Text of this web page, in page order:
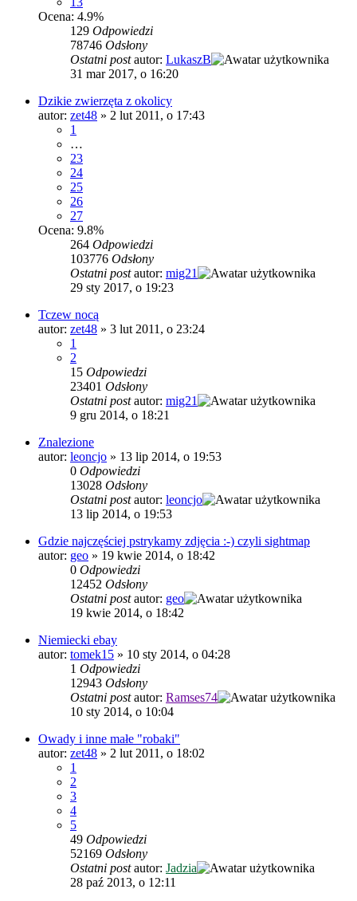
Ocena: 4.9%
129 Odpowiedzi
78746 Odsłony
Ostatni postautor: LukaszB
31 mar 2017, o 16:20
Dzikie zwierzęta z okolicy
autor: zet48 » 2 lut 2011, o 17:43
1
…
23
24
25
26
27
Ocena: 9.8%
264 Odpowiedzi
103776 Odsłony
Ostatni postautor: mig21
29 sty 2017, o 19:23
Tczew nocą
autor: zet48 » 3 lut 2011, o 23:24
1
2
15 Odpowiedzi
23401 Odsłony
Ostatni postautor: mig21
9 gru 2014, o 18:21
Znalezione
autor: leoncjo » 13 lip 2014, o 19:53
0 Odpowiedzi
13028 Odsłony
Ostatni postautor: leoncjo
13 lip 2014, o 19:53
Gdzie najczęściej pstrykamy zdjęcia :-) czyli sightmap
autor: geo » 19 kwie 2014, o 18:42
0 Odpowiedzi
12452 Odsłony
Ostatni postautor: geo
19 kwie 2014, o 18:42
Niemiecki ebay
autor: tomek15 » 10 sty 2014, o 04:28
1 Odpowiedzi
12943 Odsłony
Ostatni postautor: Ramses74
10 sty 2014, o 10:04
Owady i inne małe "robaki"
autor: zet48 » 2 lut 2011, o 18:02
1
2
3
4
5
49 Odpowiedzi
52169 Odsłony
Ostatni postautor: Jadzia
28 paź 2013, o 12:11